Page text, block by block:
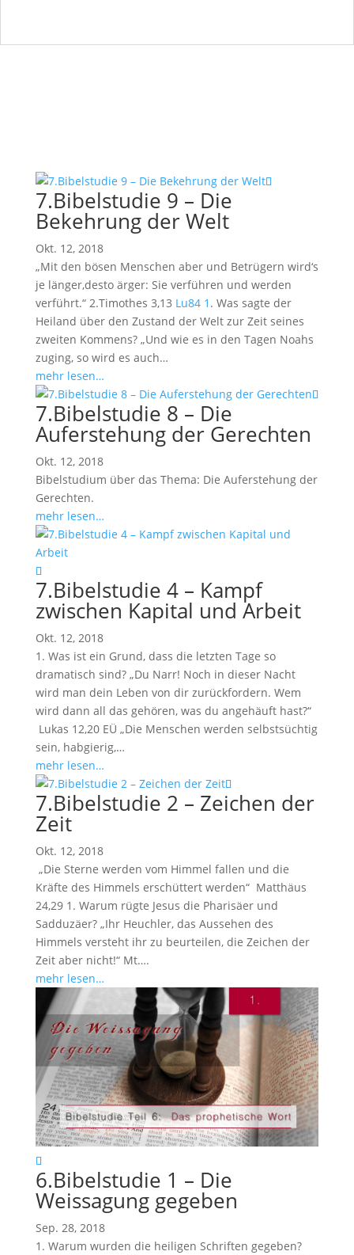
7.Bibelstudie 9 – Die
Bekehrung der Welt
Okt. 12, 2018
„Mit den bösen Menschen aber und Betrügern wird‘s
je länger,desto ärger: Sie verführen und werden
verführt.“ 2.Timothes 3,13 Lu84 1 . Was sagte der
Heiland über den Zustand der Welt zur Zeit seines
zweiten Kommens? „Und wie es in den Tagen Noahs
zuging, so wird es auch…
mehr lesen…
7.Bibelstudie 8 – Die
Auferstehung der Gerechten
Okt. 12, 2018
Bibelstudium über das Thema: Die Auferstehung der
Gerechten.
mehr lesen…
7.Bibelstudie 4 – Kampf
zwischen Kapital und Arbeit
Okt. 12, 2018
1. Was ist ein Grund, dass die letzten Tage so
dramatisch sind? „Du Narr! Noch in dieser Nacht
wird man dein Leben von dir zurückfordern. Wem
wird dann all das gehören, was du angehäuft hast?“
Lukas 12,20 EÜ „Die Menschen werden selbstsüchtig
sein, habgierig,…
mehr lesen…
7.Bibelstudie 2 – Zeichen der
Zeit
Okt. 12, 2018
„Die Sterne werden vom Himmel fallen und die
Kräfte des Himmels erschüttert werden“ Matthäus
24,29 1. Warum rügte Jesus die Pharisäer und
Sadduzäer? „Ihr Heuchler, das Aussehen des
Himmels versteht ihr zu beurteilen, die Zeichen der
Zeit aber nicht!“ Mt….
mehr lesen…
6.Bibelstudie 1 – Die
Weissagung gegeben
Sep. 28, 2018
1. Warum wurden die heiligen Schriften gegeben?